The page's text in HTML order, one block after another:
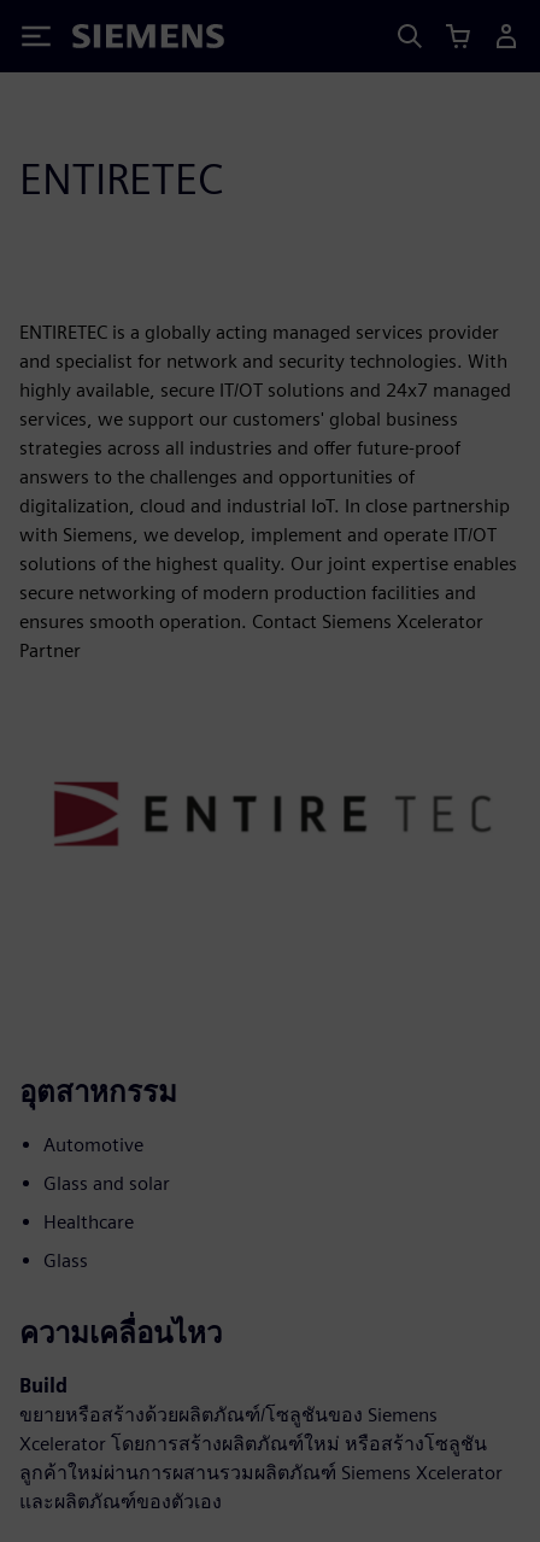
Siemens
ENTIRETEC
ENTIRETEC is a globally acting managed services provider
and specialist for network and security technologies. With
highly available, secure IT/OT solutions and 24x7 managed
services, we support our customers' global business
strategies across all industries and offer future-proof
answers to the challenges and opportunities of
digitalization, cloud and industrial IoT. In close partnership
with Siemens, we develop, implement and operate IT/OT
solutions of the highest quality. Our joint expertise enables
secure networking of modern production facilities and
ensures smooth operation. Contact Siemens Xcelerator
Partner
อุตสาหกรรม
Automotive
Glass and solar
Healthcare
Glass
ความเคลื่อนไหว
Build
ขยายหรือสร้างด้วยผลิตภัณฑ์/โซลูชันของ Siemens
Xcelerator โดยการสร้างผลิตภัณฑ์ใหม่ หรือสร้างโซลูชัน
ลูกค้าใหม่ผ่านการผสานรวมผลิตภัณฑ์ Siemens Xcelerator
และผลิตภัณฑ์ของตัวเอง